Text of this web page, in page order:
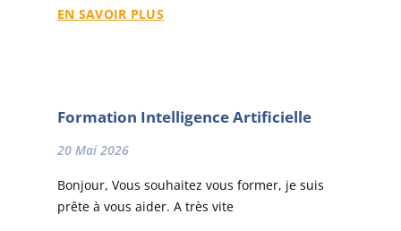
EN SAVOIR PLUS
Formation Intelligence Artificielle
20 Mai 2026
Bonjour, Vous souhaitez vous former, je suis
prête à vous aider. A très vite